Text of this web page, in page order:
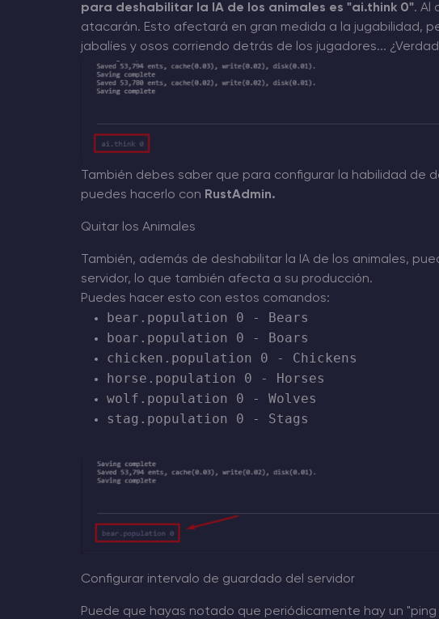
para deshabilitar la IA de los animales es "ai.think 0". Al
atacarán. Esto afectará en gran medida a la jugabilidad,
jabalíes y osos corriendo detrás de los jugadores...
También debes saber que para configurar la habilidad de
puedes hacerlo con RustAdmin.
Quitar los Animales
También, además de deshabilitar la IA de los animales,
servidor, lo que también afecta a su producción.
Puedes hacer esto con estos comandos:
bear.population 0 - Bears
boar.population 0 - Boars
chicken.population 0 - Chickens
horse.population 0 - Horses
wolf.population 0 - Wolves
stag.population 0 - Stags
Configurar intervalo de guardado del servidor
Puede que hayas notado que periódicamente hay un